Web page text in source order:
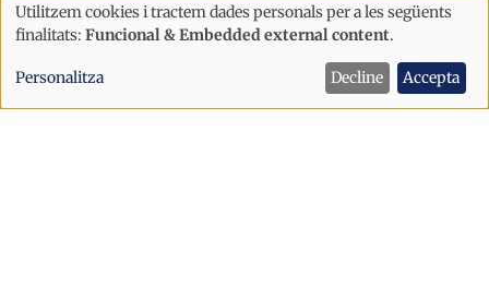
Immigració
“Hi ha gent opinant que es creu
Ús
de
dades
Utilitzem cookies i tractem dades personals per a les següents
finalitats: Funcional & Embedded external content.
Personalitza Decline Accepta